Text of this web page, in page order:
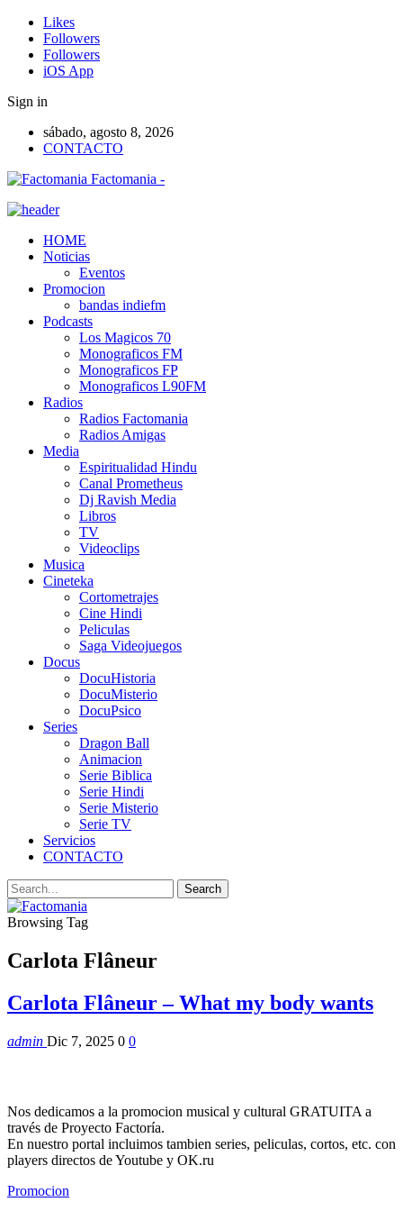
Likes
Followers
Followers
iOS App
Sign in
sábado, agosto 8, 2026
CONTACTO
Factomania -
HOME
Noticias
Eventos
Promocion
bandas indiefm
Podcasts
Los Magicos 70
Monograficos FM
Monograficos FP
Monograficos L90FM
Radios
Radios Factomania
Radios Amigas
Media
Espiritualidad Hindu
Canal Prometheus
Dj Ravish Media
Libros
TV
Videoclips
Musica
Cineteka
Cortometrajes
Cine Hindi
Peliculas
Saga Videojuegos
Docus
DocuHistoria
DocuMisterio
DocuPsico
Series
Dragon Ball
Animacion
Serie Biblica
Serie Hindi
Serie Misterio
Serie TV
Servicios
CONTACTO
Browsing Tag
Carlota Flâneur
Carlota Flâneur – What my body wants
admin Dic 7, 2025 0 0
Nos dedicamos a la promocion musical y cultural GRATUITA a
través de Proyecto Factoría.
En nuestro portal incluimos tambien series, peliculas, cortos, etc. con
players directos de Youtube y OK.ru
Promocion